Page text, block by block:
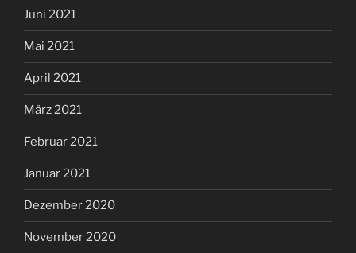
Juni 2021
Mai 2021
April 2021
März 2021
Februar 2021
Januar 2021
Dezember 2020
November 2020